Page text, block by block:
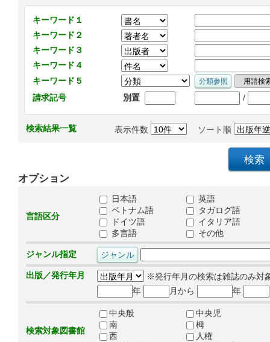
キーワード１
キーワード２
キーワード３
キーワード４
キーワード５
請求記号
別置 /
検索結果一覧 表示件数 ソート順
オプション
言語区分
日本語
英語
ベトナム語
タガログ語
ドイツ語
イタリア語
多言語
その他
ジャンル指定
出版／発行年月
※発行年月の検索は雑誌のみ対
年
月から 年
検索対象図書館
中央般
中央児
南
栂
西
人権